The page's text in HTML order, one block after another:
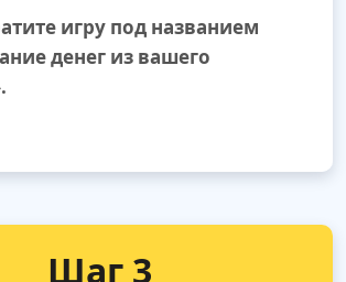
игру под названием
денег из вашего
Шаг 3